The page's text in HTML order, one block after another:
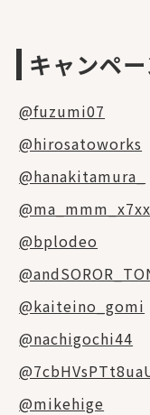
キャンペ
@fuzumi07
@hirosatoworks
@hanakitamura_
@ma_mmm_x7xx
@bplodeo
@kaiteino_gomi
@nachigochi44
@mikehige